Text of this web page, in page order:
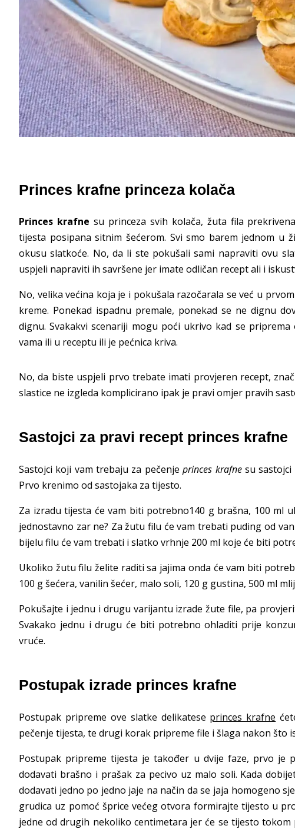
Princes krafne princeza kolača
Princes krafne su princeza svih kolača, žuta fila
tijesta posipana sitnim šećerom. Svi smo barem jednom
okusu slatkoće. No, da li ste pokušali sami napraviti ovu
uspjeli napraviti ih savršene jer imate odličan recept ali i
No, velika većina koja je i pokušala razočarala se već u
kreme. Ponekad ispadnu premale, ponekad se ne dignu
dignu. Svakakvi scenariji mogu poći ukrivo kad se
vama ili u receptu ili je pećnica kriva.
No, da biste uspjeli prvo trebate imati provjeren recept,
slastice ne izgleda komplicirano ipak je pravi omjer pravih
Sastojci za pravi recept princes krafne
Sastojci koji vam trebaju za pečenjeprinces krafnesu sastojci
Prvo krenimo od sastojaka za tijesto.
Za izradu tijesta će vam biti potrebno140 g brašna, 100 ml
jednostavno zar ne? Za žutu filu će vam trebati puding od
bijelu filu će vam trebati i slatko vrhnje 200 ml koje će biti
Ukoliko žutu filu želite raditi sa jajima onda će vam biti
100 g šećera, vanilin šećer, malo soli, 120 g gustina, 500 ml
Pokušajte i jednu i drugu varijantu izrade žute file, pa
Svakako jednu i drugu će biti potrebno ohladiti prije
vruće.
Postupak izrade princes krafne
Postupak pripreme ove slatke delikatese princes krafne
pečenje tijesta, te drugi korak pripreme file i šlaga nakon što
Postupak pripreme tijesta je također u dvije faze, prvo
dodavati brašno i prašak za pecivo uz malo soli. Kada
dodavati jedno po jedno jaje na način da se jaja homogeno
grudica uz pomoć šprice većeg otvora formirajte tijesto u
jedne od drugih nekoliko centimetara jer će se tijesto